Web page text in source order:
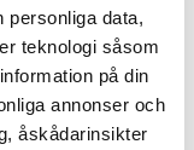
personliga data,
teknologi såsom
på din
annonser och
åskådarinsikter
cm
619